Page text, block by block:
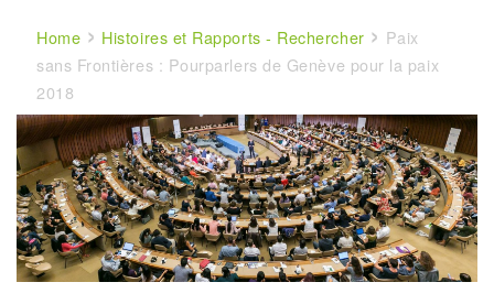
Breadcrumb
Home Histoires et Rapports - Rechercher
Paix
sans Frontières : Pourparlers de Genève pour la paix
2018